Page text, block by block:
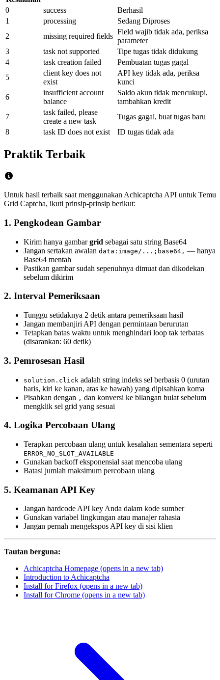
0
success
Berhasil
1
processing
Sedang Diproses
2
missing required fields
Field wajib tidak ada, periksa
parameter
3
task not supported
Tipe tugas tidak didukung
4
task creation failed
Pembuatan tugas gagal
5
client key does not
exist
API key tidak ada, periksa
kunci
6
insufficient account
balance
Saldo akun tidak mencukupi,
tambahkan kredit
7
task failed, please
create a new task
Tugas gagal, buat tugas baru
8
task ID does not exist ID tugas tidak ada
Praktik Terbaik
Untuk hasil terbaik saat menggunakan Achicaptcha API untuk Temu
Grid Captcha, ikuti prinsip-prinsip berikut:
1. Pengkodean Gambar
Kirim hanya gambargrid sebagai satu string Base64
Jangan sertakan awalan data:image/...;base64, — hanya
Base64 mentah
Pastikan gambar sudah sepenuhnya dimuat dan dikodekan
sebelum dikirim
2. Interval Pemeriksaan
Tunggu setidaknya 2 detik antara pemeriksaan hasil
Jangan membanjiri API dengan permintaan berurutan
Tetapkan batas waktu untuk menghindari loop tak terbatas
(disarankan: 60 detik)
3. Pemrosesan Hasil
solution.click adalah string indeks sel berbasis 0 (urutan
baris, kiri ke kanan, atas ke bawah) yang dipisahkan koma
Pisahkan dengan , dan konversi ke bilangan bulat sebelum
mengklik sel grid yang sesuai
4. Logika Percobaan Ulang
Terapkan percobaan ulang untuk kesalahan sementara seperti
ERROR_NO_SLOT_AVAILABLE
Gunakan backoff eksponensial saat mencoba ulang
Batasi jumlah maksimum percobaan ulang
5. Keamanan API Key
Jangan hardcode API key Anda dalam kode sumber
Gunakan variabel lingkungan atau manajer rahasia
Jangan pernah mengekspos API key di sisi klien
Tautan berguna:
Achicaptcha Homepage (opens in a new tab)
Introduction to Achicaptcha
Install for Firefox (opens in a new tab)
Install for Chrome (opens in a new tab)